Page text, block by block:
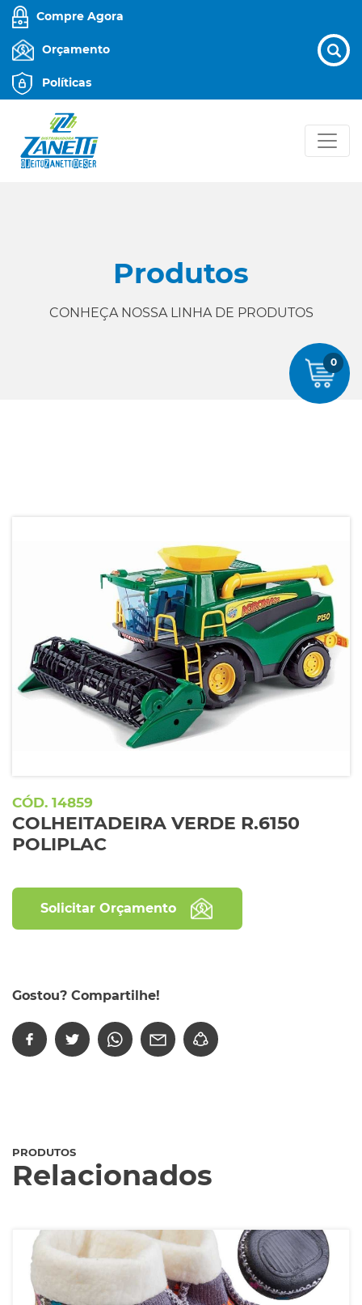
Compre Agora
Orçamento
Políticas
Produtos
CONHEÇA NOSSA LINHA DE PRODUTOS
0
14859
COLHEITADEIRA VERDE R.6150
POLIPLAC
Solicitar Orçamento
Gostou? Compartilhe!
PRODUTOS
Relacionados